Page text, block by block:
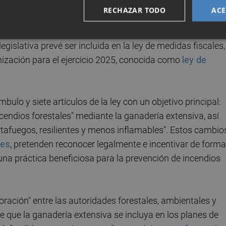
prevé ser incluida en la ley de medidas fiscales,
para el ejercicio 2025, conocida como ley de
y siete artículos de la ley con un objetivo principal:
forestales" mediante la ganadería extensiva, así
resilientes y menos inflamables". Estos
, pretenden reconocer legalmente e incentivar de forma
práctica beneficiosa para la prevención de incendios
entre las autoridades forestales, ambientales y
la ganadería extensiva se incluya en los planes de
RECHAZAR TODO